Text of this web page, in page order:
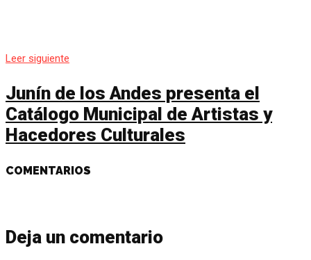
Leer siguiente
Junín de los Andes presenta el
Catálogo Municipal de Artistas y
Hacedores Culturales
COMENTARIOS
Deja un comentario